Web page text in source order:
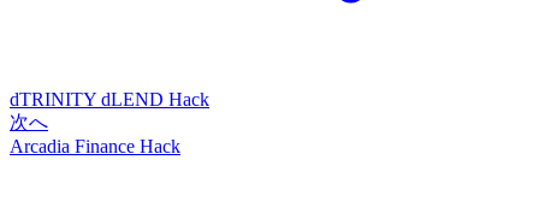
dTRINITY dLEND Hack
次へ
Arcadia Finance Hack